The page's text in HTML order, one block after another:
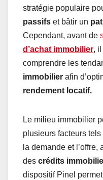
stratégie populaire
passifs et bâtir un
Cependant, avant de
d’achat immobilier,
comprendre les
immobilier afin
rendement locatif.
Le milieu immobilier
plusieurs facteurs
la demande et l’offre,
des crédits
dispositif Pinel